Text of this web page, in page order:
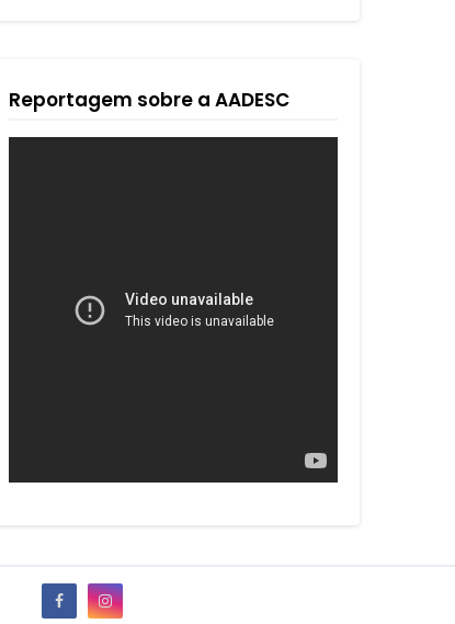
Reportagem sobre a AADESC